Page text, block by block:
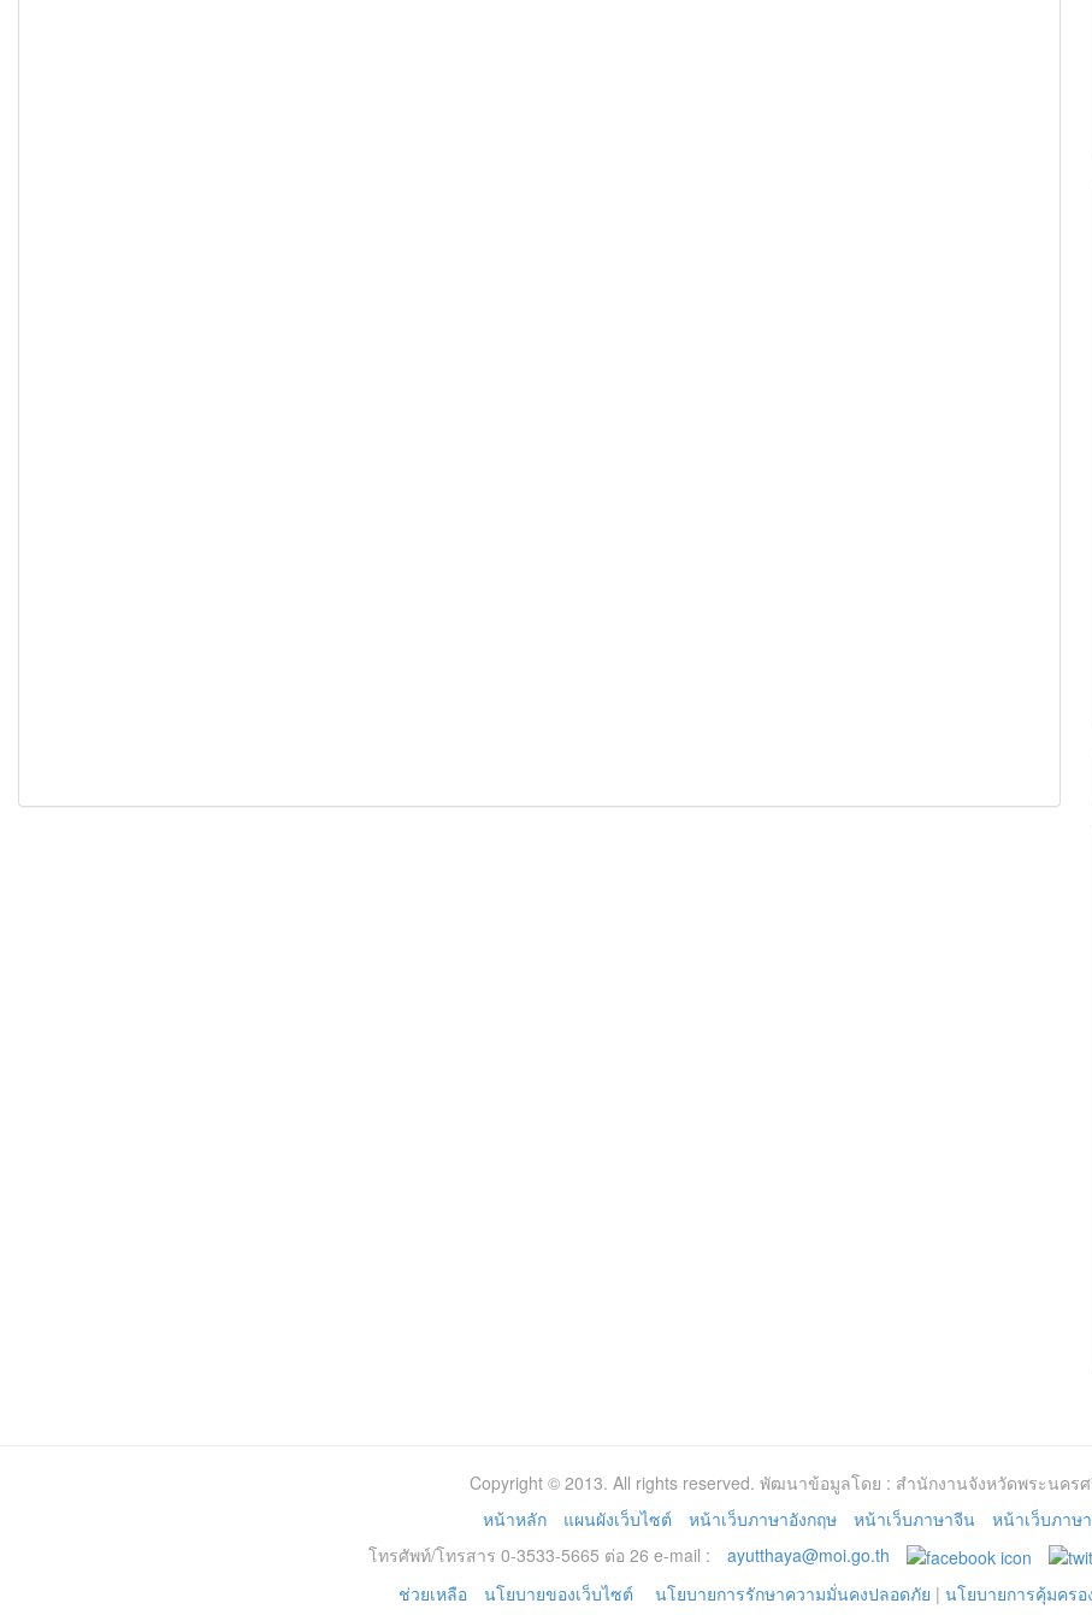
Copyright © 2013. All rights reserved. พัฒนาข้อมูลโดย : สำนักงานจังหวัดพระนคร
หน้าหลัก
แผนผังเว็บไซต์ หน้าเว็บภาษาอังกฤษ หน้าเว็บภาษาจีน
หน้าเว็บภาษ
โทรศัพท์/โทรสาร 0-3533-5665 ต่อ 26 e-mail :
ayutthaya@moi.go.th
ช่วยเหลือ
นโยบายของเว็บไซต์ นโยบายการรักษาความมั่นคงปลอดภัย | นโยบายการคุ้มคร